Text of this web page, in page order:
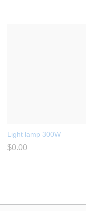
Light lamp 300W
$0.00